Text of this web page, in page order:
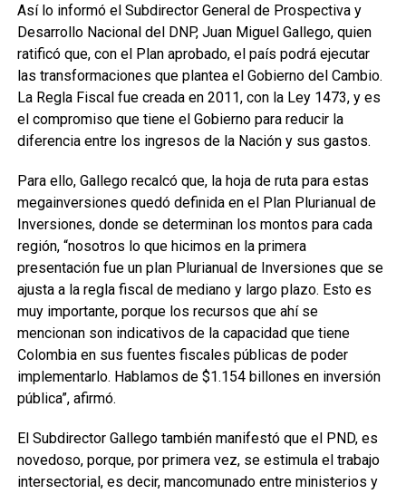
Así lo informó el Subdirector General de Prospectiva y
Desarrollo Nacional del DNP, Juan Miguel Gallego, quien
ratificó que, con el Plan aprobado, el país podrá ejecutar
las transformaciones que plantea el Gobierno del Cambio.
La Regla Fiscal fue creada en 2011, con la Ley 1473, y es
el compromiso que tiene el Gobierno para reducir la
diferencia entre los ingresos de la Nación y sus gastos.
Para ello, Gallego recalcó que, la hoja de ruta para estas
megainversiones quedó definida en el Plan Plurianual de
Inversiones, donde se determinan los montos para cada
región, “nosotros lo que hicimos en la primera
presentación fue un plan Plurianual de Inversiones que se
ajusta a la regla fiscal de mediano y largo plazo. Esto es
muy importante, porque los recursos que ahí se
mencionan son indicativos de la capacidad que tiene
Colombia en sus fuentes fiscales públicas de poder
implementarlo. Hablamos de $1.154 billones en inversión
pública”, afirmó.
El Subdirector Gallego también manifestó que el PND, es
novedoso, porque, por primera vez, se estimula el trabajo
intersectorial, es decir, mancomunado entre ministerios y